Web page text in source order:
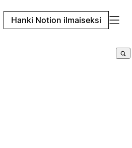
Hanki Notion ilmaiseksi